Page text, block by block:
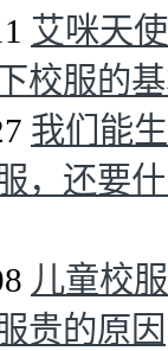
艾咪天
校服的
我们能
，还要
儿童校
贵的原因